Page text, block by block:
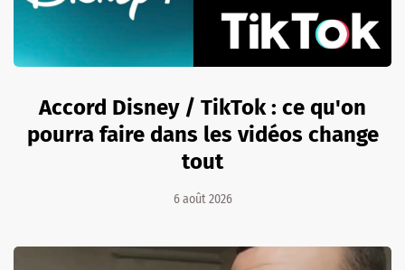
Accord Disney / TikTok : ce qu'on
pourra faire dans les vidéos change
tout
6 août 2026